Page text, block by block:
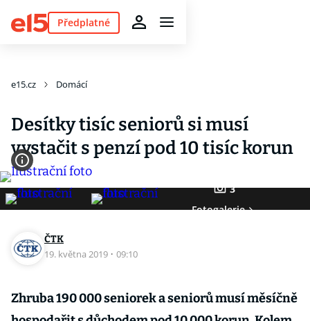
Předplatné
e15.cz Domácí
Desítky tisíc seniorů si musí
vystačit s penzí pod 10 tisíc korun
3
Fotogalerie
ČTK
19. května 2019 · 09:10
Zhruba 190 000 seniorek a seniorů musí měsíčně